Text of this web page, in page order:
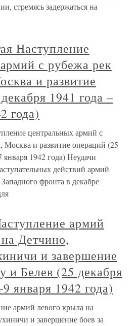
стремясь задержаться на
Наступление
с рубежа рек
и развитие
1941 года –
года)
центральных армий с
Москва и развитие операций (25
января 1942 года) Неудачи
действий армий
фронта в декабре
армий
Детчино,
и завершение
и Белев (25 декабря
января 1942 года)
армий левого крыла на
и завершение боев за